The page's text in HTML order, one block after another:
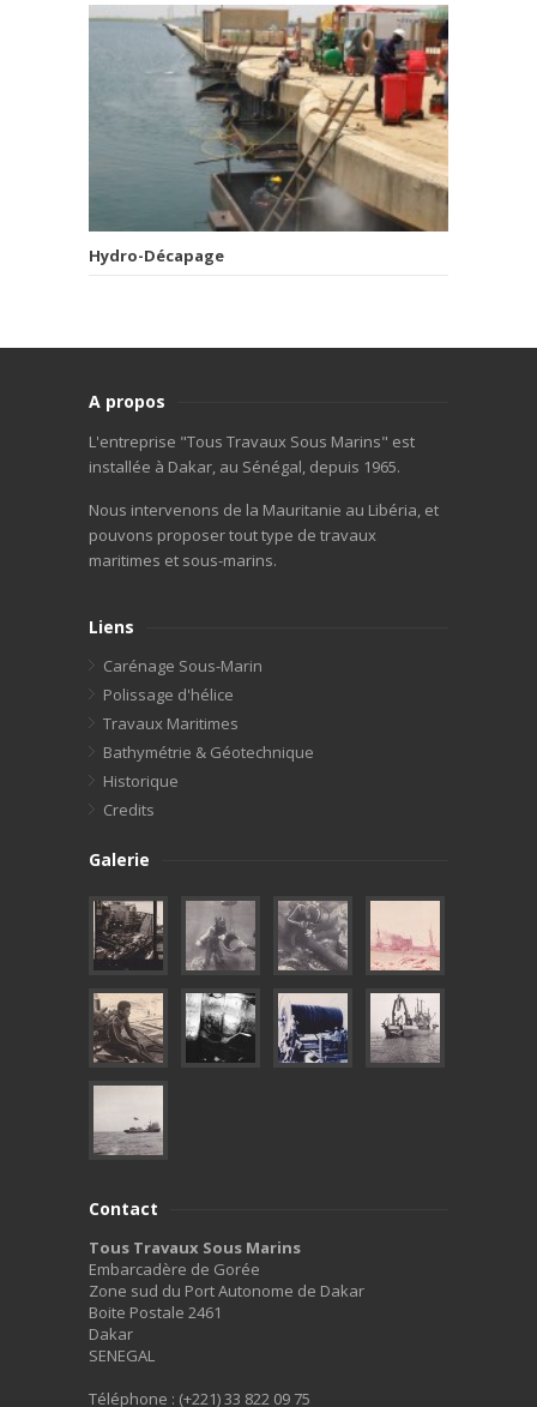
Hydro-Décapage
A propos
L'entreprise "Tous Travaux Sous Marins" est
installée à Dakar, au Sénégal, depuis 1965.
Nous intervenons de la Mauritanie au Libéria, et
pouvons proposer tout type de travaux
maritimes et sous-marins.
Liens
Carénage Sous-Marin
Polissage d'hélice
Travaux Maritimes
Bathymétrie & Géotechnique
Historique
Credits
Galerie
Contact
Tous Travaux Sous Marins
Embarcadère de Gorée
Zone sud du Port Autonome de Dakar
Boite Postale 2461
Dakar
SENEGAL
Téléphone : (+221) 33 822 09 75